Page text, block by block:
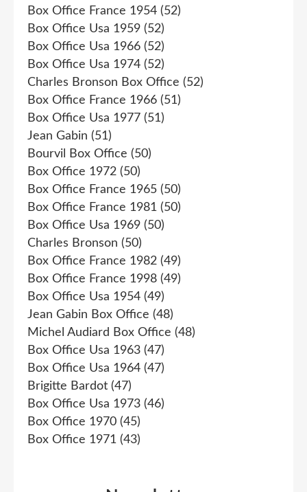
Box Office France 1954 (52)
Box Office Usa 1959 (52)
Box Office Usa 1966 (52)
Box Office Usa 1974 (52)
Charles Bronson Box Office (52)
Box Office France 1966 (51)
Box Office Usa 1977 (51)
Jean Gabin (51)
Bourvil Box Office (50)
Box Office 1972 (50)
Box Office France 1965 (50)
Box Office France 1981 (50)
Box Office Usa 1969 (50)
Charles Bronson (50)
Box Office France 1982 (49)
Box Office France 1998 (49)
Box Office Usa 1954 (49)
Jean Gabin Box Office (48)
Michel Audiard Box Office (48)
Box Office Usa 1963 (47)
Box Office Usa 1964 (47)
Brigitte Bardot (47)
Box Office Usa 1973 (46)
Box Office 1970 (45)
Box Office 1971 (43)